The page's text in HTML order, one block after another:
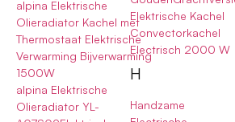
alpina Elektrische
Olieradiator Kachel met
Thermostaat Elektrische
Verwarming Bijverwarming
1500W
alpina Elektrische
Olieradiator YL-
Elektrische Kachel
Convectorkachel
Electrisch 2000 W
H
Handzame